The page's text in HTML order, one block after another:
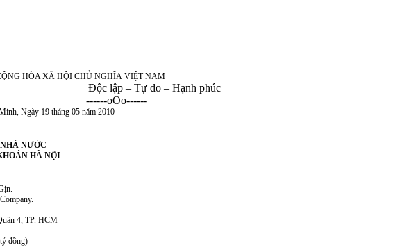
XÃ HỘI CHỦ NGHĨA VIỆT NAM
– Tự do – Hạnh phúc
19 tháng 05 năm 2010
NƯỚC
HÀ NỘI
4, TP. HCM
đồng)